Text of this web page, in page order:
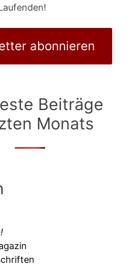
abonnieren
Beiträge
Monats